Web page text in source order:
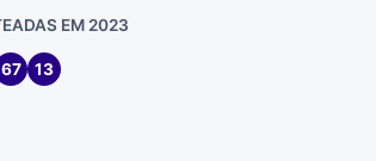
EM 2023
67 13